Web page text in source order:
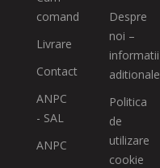
comand
Livrare
Contact
ANPC
- SAL
ANPC
Despre
noi –
informatii
aditionale
Politica
de
utilizare
cookie